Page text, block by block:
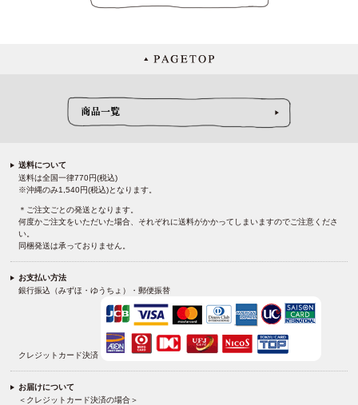
送料について
送料は全国一律770円(税込)
※沖縄のみ1,540円(税込)となります。
＊ご注文ごとの発送となります。
何度かご注文をいただいた場合、それぞれに送料がかかってしまいますのでご注意くださ
い。
同梱発送は承っておりません。
お支払い方法
銀行振込（みずほ・ゆうちょ）・郵便振替
クレジットカード決済
お届けについて
＜クレジットカード決済の場合＞